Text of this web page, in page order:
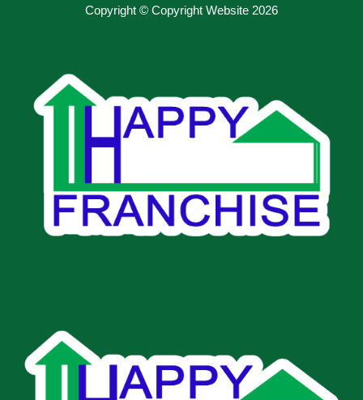
Copyright © Copyright Website 2026